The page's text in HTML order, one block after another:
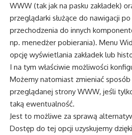
WWW (tak jak na pasku zakładek)
przeglądarki służące do nawigacji
przechodzenia do innych
np. menedżer pobierania). Menu
opcję wyświetlania zakładek lub
I na tym właściwie możliwości
Możemy natomiast zmieniać
przeglądanej strony WWW, jeśli
taką ewentualność.
Jest to możliwe za sprawą
Dostęp do tej opcji uzyskujemy